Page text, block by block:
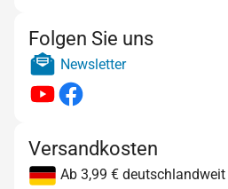
Folgen Sie uns
Newsletter
Versandkosten
Ab 3,99 € deutschlandweit